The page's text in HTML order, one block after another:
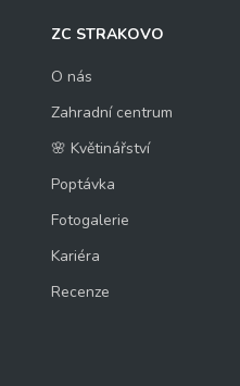
ZC STRAKOVO
O nás
Zahradní centrum
🌸 Květinářství
Poptávka
Fotogalerie
Kariéra
Recenze